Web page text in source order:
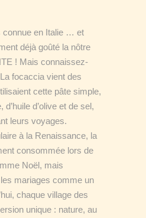
connue en Italie … et
déjà goûté la nôtre
! Mais connaissez-
focaccia vient des
cette pâte simple,
d’olive et de sel,
leurs voyages.
à la Renaissance, la
consommée lors de
Noël, mais
mariages comme un
chaque village des
unique : nature, au